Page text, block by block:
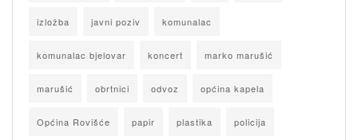
izložba javni poziv komunalac
komunalac bjelovar koncert marko marušić
marušić obrtnici odvoz općina kapela
Općina Rovišće papir plastika policija